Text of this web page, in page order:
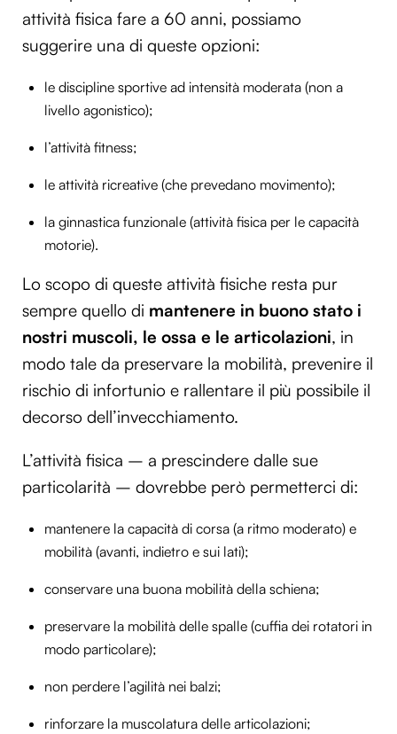
attività fisica fare a 60 anni, possiamo
suggerire una di queste opzioni:
le discipline sportive ad intensità moderata (non a
livello agonistico);
l’attività fitness;
le attività ricreative (che prevedano movimento);
la ginnastica funzionale (attività fisica per le capacità
motorie).
Lo scopo di queste attività fisiche resta pur
sempre quello di mantenere in buono stato i
nostri muscoli, le ossa e le articolazioni, in
modo tale da preservare la mobilità, prevenire il
rischio di infortunio e rallentare il più possibile il
decorso dell’invecchiamento.
L’attività fisica – a prescindere dalle sue
particolarità – dovrebbe però permetterci di:
mantenere la capacità di corsa (a ritmo moderato) e
mobilità (avanti, indietro e sui lati);
conservare una buona mobilità della schiena;
preservare la mobilità delle spalle (cuffia dei rotatori in
modo particolare);
non perdere l’agilità nei balzi;
rinforzare la muscolatura delle articolazioni;